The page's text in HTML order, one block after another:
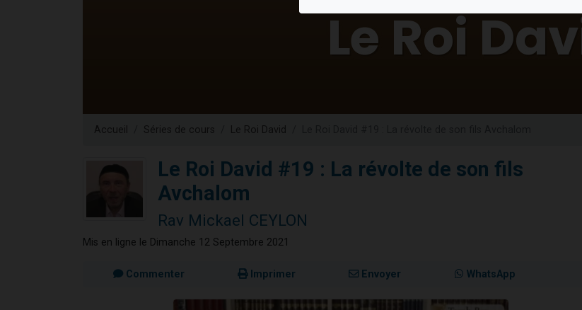
17 personnes viennent de demander une bénédiction
4 personnes viennent de nous rejoindre sur WhatsApp
Il reste 49 places pour étudier en groupe sur Zoom
Accueil Séries de cours Le Roi David
Le Roi David #19 : La révolte de son fils
Avchalom
Rav Mickael CEYLON
Mis en ligne le Dimanche 12 Septembre 2021
Commenter Imprimer Envoyer WhatsApp